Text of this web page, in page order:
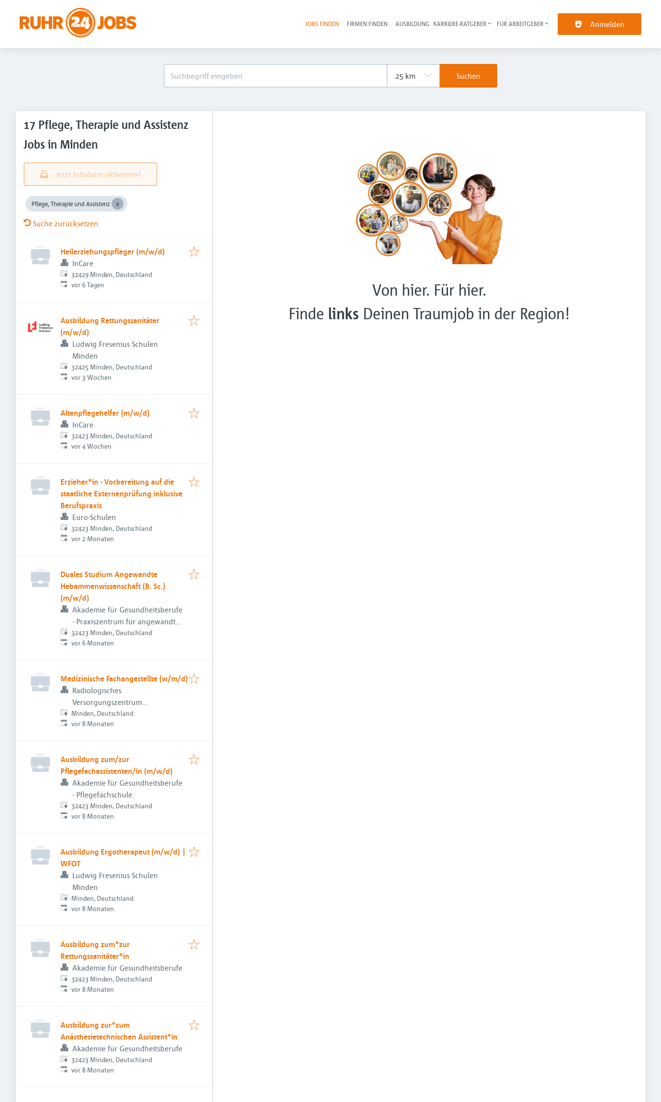
Haupt-Navigation
JOBS FINDEN FIRMEN FINDEN AUSBILDUNG KARRIERE-RATGEBER FÜR ARBEITGEBER Anmelden
Suchen
17 Pflege, Therapie und Assistenz
Jobs in Minden
Jetzt Jobalarm aktivieren!
Pflege, Therapie und Assistenz
Suche zurücksetzen
Heilerziehungspfleger (m/w/d)
InCare
32429 Minden, Deutschland
Veröffentlicht:
vor 6 Tagen
Ausbildung Rettungssanitäter
(m/w/d)
Ludwig Fresenius Schulen
Minden
32425 Minden, Deutschland
Veröffentlicht:
vor 3 Wochen
Altenpflegehelfer (m/w/d)
InCare
32423 Minden, Deutschland
Veröffentlicht:
vor 4 Wochen
Erzieher*in - Vorbereitung auf die
staatliche Externenprüfung inklusive
Berufspraxis
Euro-Schulen
32423 Minden, Deutschland
Veröffentlicht:
vor 2 Monaten
Duales Studium Angewandte
Hebammenwissenschaft (B. Sc.)
(m/w/d)
Akademie für Gesundheitsberufe
- Praxiszentrum für angewandte
Hebammenwissenschaft
32423 Minden, Deutschland
Veröffentlicht:
vor 6 Monaten
Medizinische Fachangestellte (w/m/d)
Radiologisches
Versorgungszentrum
Ostwestfalen eGbR
Minden, Deutschland
Veröffentlicht:
vor 8 Monaten
Ausbildung zum/zur
Pflegefachassistenten/in (m/w/d)
Akademie für Gesundheitsberufe
- Pflegefachschule
32423 Minden, Deutschland
Veröffentlicht:
vor 8 Monaten
Ausbildung Ergotherapeut (m/w/d) |
WFOT
Ludwig Fresenius Schulen
Minden
Minden, Deutschland
Veröffentlicht:
vor 8 Monaten
Ausbildung zum*zur
Rettungssanitäter*in
Akademie für Gesundheitsberufe
32423 Minden, Deutschland
Veröffentlicht:
vor 8 Monaten
Ausbildung zur*zum
Anästhesietechnischen Assistent*in
Akademie für Gesundheitsberufe
32423 Minden, Deutschland
Veröffentlicht:
vor 8 Monaten
Von hier. Für hier.
Finde links Deinen Traumjob in der Region!